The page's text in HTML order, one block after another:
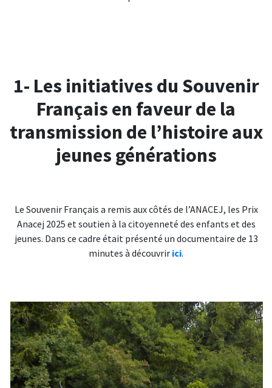
1- Les initiatives du Souvenir
Français en faveur de la
transmission de l’histoire aux
jeunes générations
Le Souvenir Français a remis aux côtés de l’ANACEJ, les Prix
Anacej 2025 et soutien à la citoyenneté des enfants et des
jeunes. Dans ce cadre était présenté un documentaire de 13
minutes à découvrir ici.